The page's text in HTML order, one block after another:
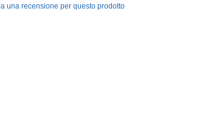
una recensione per questo prodotto